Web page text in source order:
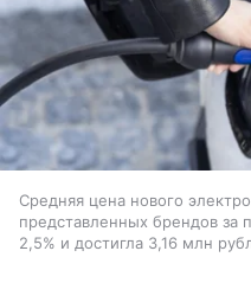
Средняя цена нового
представленных брендов за
2,5% и достигла 3,16 млн